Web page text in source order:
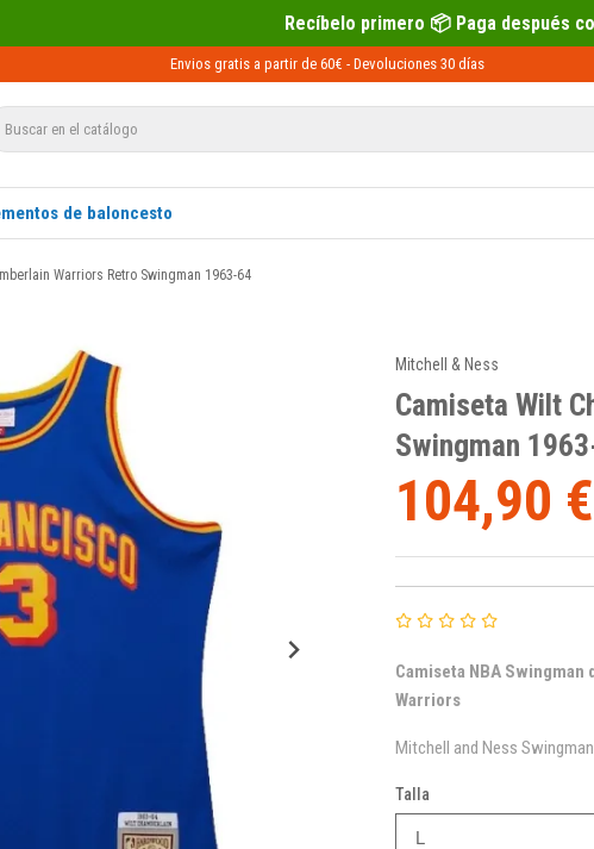
Recíbelo primero 📦 Paga después con Sequra 💶
Envios gratis a partir de 60€ - Devoluciones 30 días
de baloncesto
Warriors Retro Swingman 1963-64
Mitchell & Ness
Camiseta Wilt
Swingman
104,90 €
Camiseta NBA
Warriors
Mitchell and Ness
Talla